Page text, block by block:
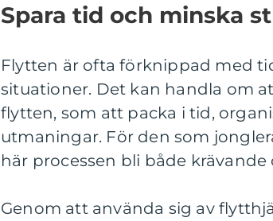
Spara tid och minska
Flytten är ofta förknippad med
situationer. Det kan handla om
flytten, som att packa i tid,
utmaningar. För den som
här processen bli både
Genom att använda sig av